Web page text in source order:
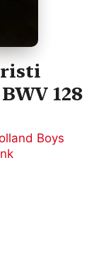
128
Boys